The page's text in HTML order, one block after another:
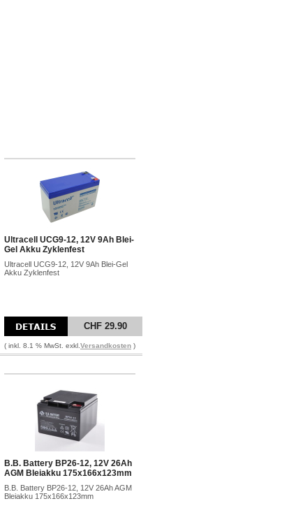
Ultracell UCG9-12, 12V 9Ah Blei-
Gel Akku Zyklenfest
Ultracell UCG9-12, 12V 9Ah Blei-Gel
Akku Zyklenfest
CHF 29.90
( inkl. 8.1 % MwSt. exkl. Versandkosten )
B.B. Battery BP26-12, 12V 26Ah
AGM Bleiakku 175x166x123mm
B.B. Battery BP26-12, 12V 26Ah AGM
Bleiakku 175x166x123mm